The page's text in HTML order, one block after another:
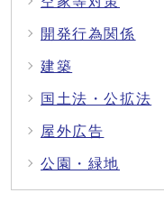
開発行為関係
建築
国土法・公拡法
屋外広告
公園・緑地